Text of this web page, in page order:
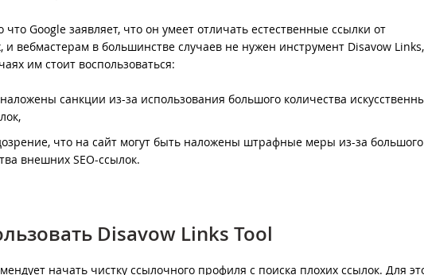
что Google заявляет, что он умеет отличать естественные ссылки от
и вебмастерам в большинстве случаев не нужен инструмент Disavow
им стоит воспользоваться:
санкции из-за использования большого количества
что на сайт могут быть наложены штрафные меры из-за большого
внешних SEO-ссылок.
Disavow Links Tool
начать чистку ссылочного профиля с поиска плохих ссылок. Для